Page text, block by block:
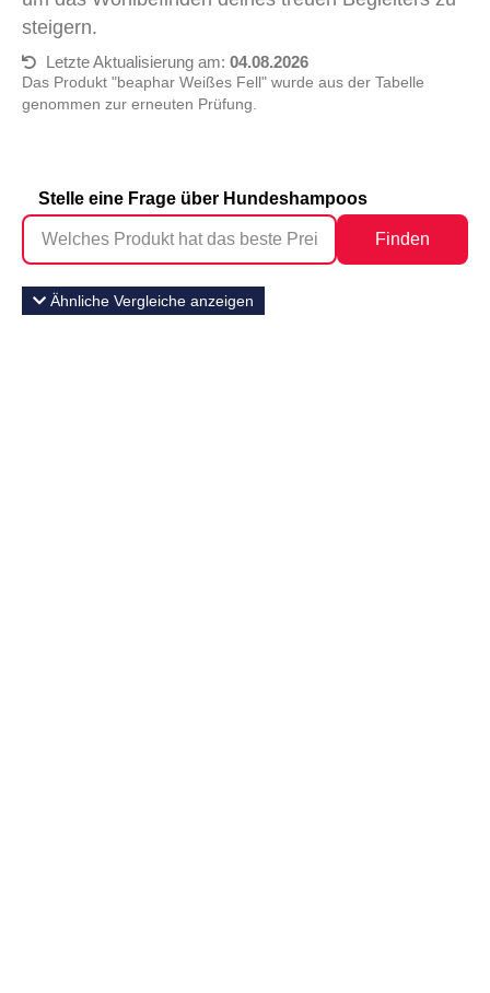
steigern.
Letzte Aktualisierung am: 04.08.2026
Das Produkt "beaphar Weißes Fell" wurde aus der Tabelle
genommen zur erneuten Prüfung.
Stelle eine Frage über Hundeshampoos
Finden
Ähnliche Vergleiche anzeigen